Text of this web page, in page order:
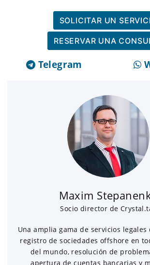
SOLICITAR UN
RESERVAR UNA
Telegram
Maxim
Socio director de
Una amplia gama de servicios legales
registro de sociedades offshore en
del mundo, resolución de
apertura de cuentas bancarias y